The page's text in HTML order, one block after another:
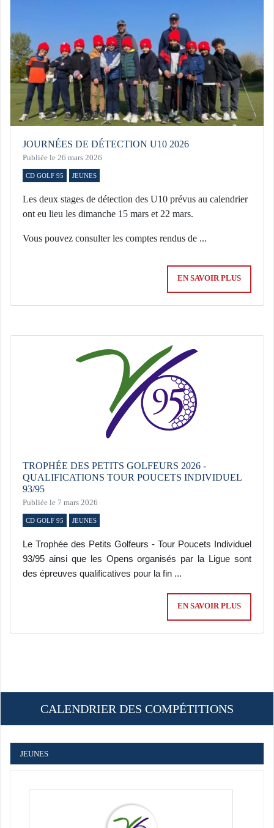
JOURNÉES DE DÉTECTION U10 2026
Publiée le 26 mars 2026
CD GOLF 95 JEUNES
Les deux stages de détection des U10 prévus au calendrier
ont eu lieu les dimanche 15 mars et 22 mars.
Vous pouvez consulter les comptes rendus de ...
EN SAVOIR PLUS
TROPHÉE DES PETITS GOLFEURS 2026 -
QUALIFICATIONS TOUR POUCETS INDIVIDUEL
93/95
Publiée le 7 mars 2026
CD GOLF 95 JEUNES
Le Trophée des Petits Golfeurs - Tour Poucets Individuel
93/95 ainsi que les Opens organisés par la Ligue sont
des épreuves qualificatives pour la fin ...
EN SAVOIR PLUS
CALENDRIER DES COMPÉTITIONS
JEUNES